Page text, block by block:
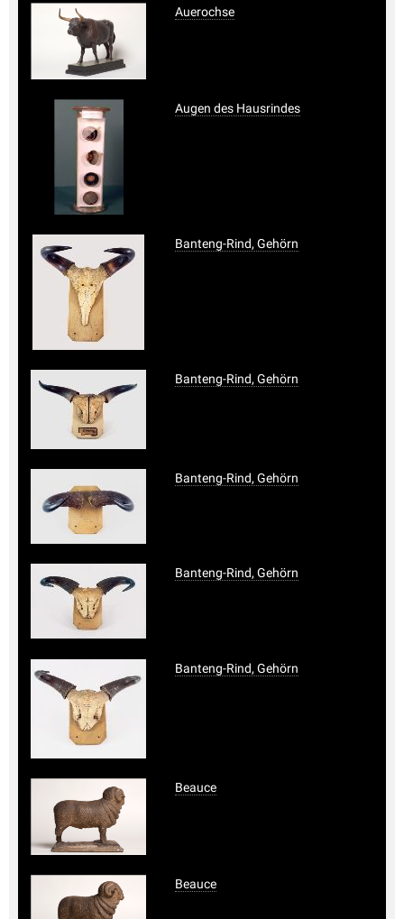
Auerochse
Augen des Hausrindes
Banteng-Rind, Gehörn
Banteng-Rind, Gehörn
Banteng-Rind, Gehörn
Banteng-Rind, Gehörn
Banteng-Rind, Gehörn
Beauce
Beauce